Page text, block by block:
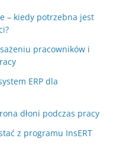
– kiedy potrzebna jest
pracowników i
ERP dla
dłoni podczas pracy
z programu InsERT